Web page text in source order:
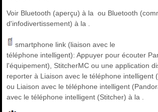
Voir Bluetooth (aperçu) à la ou Bluetooth
d'infodivertissement) à la .
smartphone link (liaison avec le
téléphone intelligent): Appuyer pour écouter
l'équipement), StitcherMC ou une application
reporter à Liaison avec le téléphone intelligent
ou Liaison avec le téléphone intelligent
avec le téléphone intelligent (Stitcher) à la .